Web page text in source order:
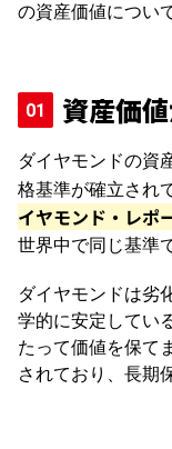
の資産価値につい
資産価
ダイヤモンドの資
格基準が確立され
イヤモンド・レポ
世界中で同じ基準
ダイヤモンドは劣
学的に安定してい
たって価値を保て
されており、長期